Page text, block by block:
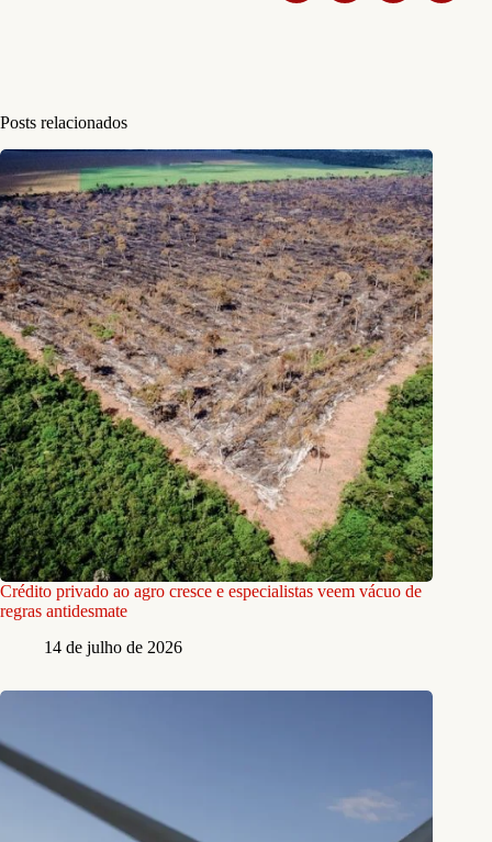
Posts relacionados
Crédito privado ao agro cresce e especialistas veem vácuo de
regras antidesmate
14 de julho de 2026